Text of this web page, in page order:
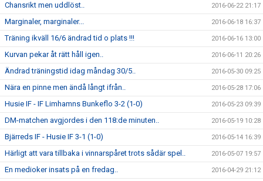
Chansrikt men uddlöst.. 2016-06-22 21:17
Marginaler, marginaler... 2016-06-18 16:37
Träning ikväll 16/6 ändrad tid o plats !!! 2016-06-16 13:00
Kurvan pekar åt rätt håll igen.. 2016-06-11 20:26
Ändrad träningstid idag måndag 30/5.. 2016-05-30 09:25
Nära en pinne men ändå långt ifrån.. 2016-05-28 17:06
Husie IF - IF Limhamns Bunkeflo 3-2 (1-0) 2016-05-23 09:39
DM-matchen avgjordes i den 118:de minuten.. 2016-05-19 10:28
Bjärreds IF - Husie IF 3-1 (1-0) 2016-05-14 16:39
Härligt att vara tillbaka i vinnarspåret trots sådär spel.. 2016-05-07 19:57
En medioker insats på en fredag.. 2016-04-29 21:12